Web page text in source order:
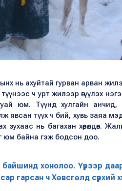
нь ахуйтай гурван арван
ч урт жилээр өгүүлэх
юм. Түүнд хулгайн
явсан түүх ч бий, хувь заяа
нь багахан хөөрөлдөв.
юм байна гэж бодсон доо.
хонолоо. Үүрээр
гарсан ч Хөвсгөлд сүрхий